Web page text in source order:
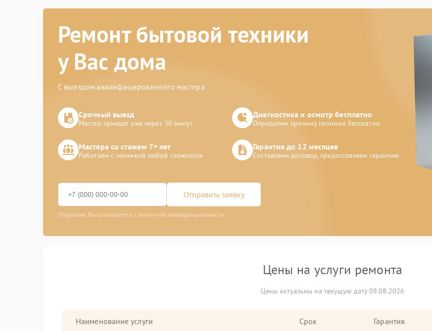
Ремонт бытовой техники
у Вас дома
С выездом квалифицированного мастера
Срочный выезд
Мастер приедет уже через 30 минут
Диагностика и осмотр бесплатно
Определим причину поломки бесплатно
Мастера со стажем 7+ лет
Работаем с техникой любой сложности
Гарантия до 12 месяцев
Составляем договор, предоставляем гарантию
Отправить заявку
Отправляя, Вы соглашаетесь с политикой конфиденциальности
Цены на услуги ремонта
Цены актуальны на текущую дату 09.08.2026
Наименование услуги Срок Гарантия